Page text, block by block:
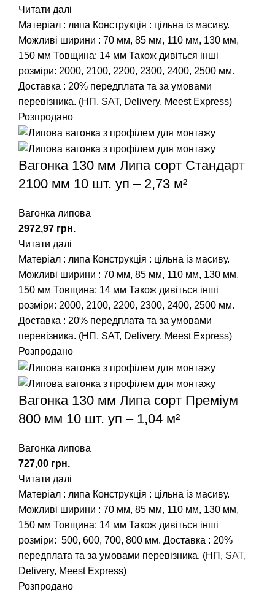
Читати далі
Матеріал : липа Конструкція : цільна із масиву.
Можливі ширини : 70 мм, 85 мм, 110 мм, 130 мм,
150 мм Товщина: 14 мм Також дивіться інші
розміри: 2000, 2100, 2200, 2300, 2400, 2500 мм.
Доставка : 20% передплата та за умовами
перевізника. (НП, SAT, Delivery, Meest Express)
Розпродано
Вагонка 130 мм Липа сорт Стандарт
2100 мм 10 шт. уп – 2,73 м²
Вагонка липова
грн.
Читати далі
Матеріал : липа Конструкція : цільна із масиву.
Можливі ширини : 70 мм, 85 мм, 110 мм, 130 мм,
150 мм Товщина: 14 мм Також дивіться інші
розміри: 2000, 2100, 2200, 2300, 2400, 2500 мм.
Доставка : 20% передплата та за умовами
перевізника. (НП, SAT, Delivery, Meest Express)
Розпродано
Вагонка 130 мм Липа сорт Преміум
800 мм 10 шт. уп – 1,04 м²
Вагонка липова
грн.
Читати далі
Матеріал : липа Конструкція : цільна із масиву.
Можливі ширини : 70 мм, 85 мм, 110 мм, 130 мм,
150 мм Товщина: 14 мм Також дивіться інші
розміри: 500, 600, 700, 800 мм. Доставка : 20%
передплата та за умовами перевізника. (НП, SAT,
Delivery, Meest Express)
Розпродано